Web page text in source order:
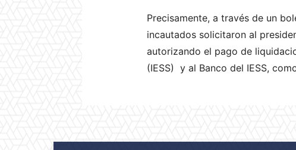
Precisamente, a través de un
incautados solicitaron al
autorizando el pago de
(IESS) y al Banco del IESS,